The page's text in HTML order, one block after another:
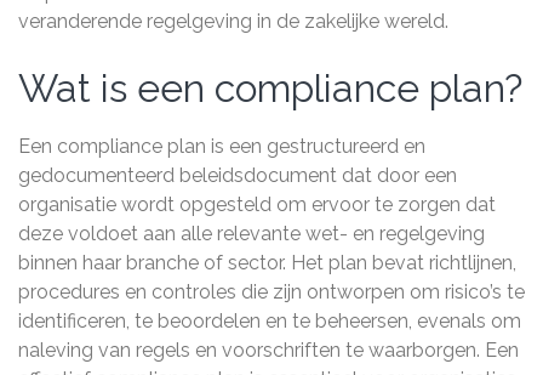
veranderende regelgeving in de zakelijke wereld.
Wat is een compliance plan?
Een compliance plan is een gestructureerd en
gedocumenteerd beleidsdocument dat door een
organisatie wordt opgesteld om ervoor te zorgen dat
deze voldoet aan alle relevante wet- en regelgeving
binnen haar branche of sector. Het plan bevat richtlijnen,
procedures en controles die zijn ontworpen om risico’s te
identificeren, te beoordelen en te beheersen, evenals om
naleving van regels en voorschriften te waarborgen. Een